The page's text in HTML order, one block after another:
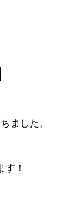
ました。
！